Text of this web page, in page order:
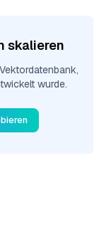
skalieren
wurde.